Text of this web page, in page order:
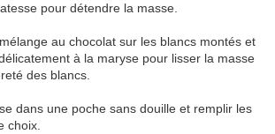
pour détendre la masse.
au chocolat sur les blancs montés et
à la maryse pour lisser la masse
des blancs.
dans une poche sans douille et remplir les
choix.